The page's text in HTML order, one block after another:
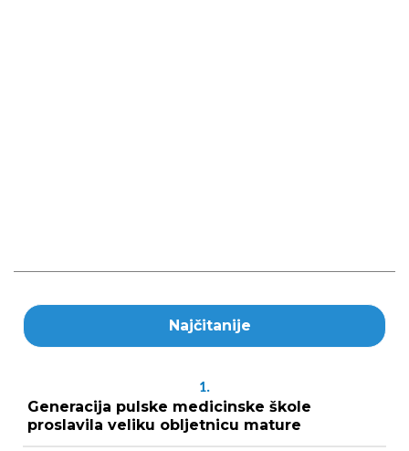
Najčitanije
1.
Generacija pulske medicinske škole
proslavila veliku obljetnicu mature